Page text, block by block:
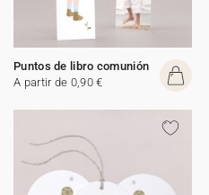
Puntos de libro comunión
A partir de 0,90 €